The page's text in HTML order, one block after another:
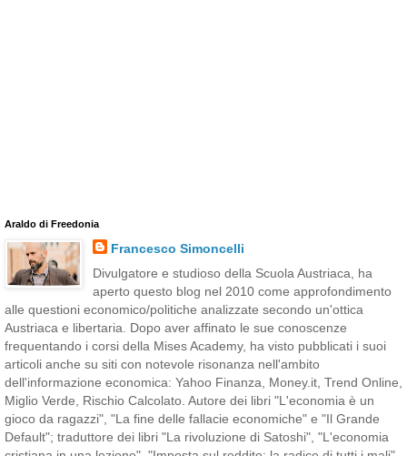
Araldo di Freedonia
Francesco Simoncelli
Divulgatore e studioso della Scuola Austriaca, ha
aperto questo blog nel 2010 come approfondimento
alle questioni economico/politiche analizzate secondo un'ottica
Austriaca e libertaria. Dopo aver affinato le sue conoscenze
frequentando i corsi della Mises Academy, ha visto pubblicati i suoi
articoli anche su siti con notevole risonanza nell'ambito
dell'informazione economica: Yahoo Finanza, Money.it, Trend Online,
Miglio Verde, Rischio Calcolato. Autore dei libri "L'economia è un
gioco da ragazzi", "La fine delle fallacie economiche" e "Il Grande
Default"; traduttore dei libri "La rivoluzione di Satoshi", "L'economia